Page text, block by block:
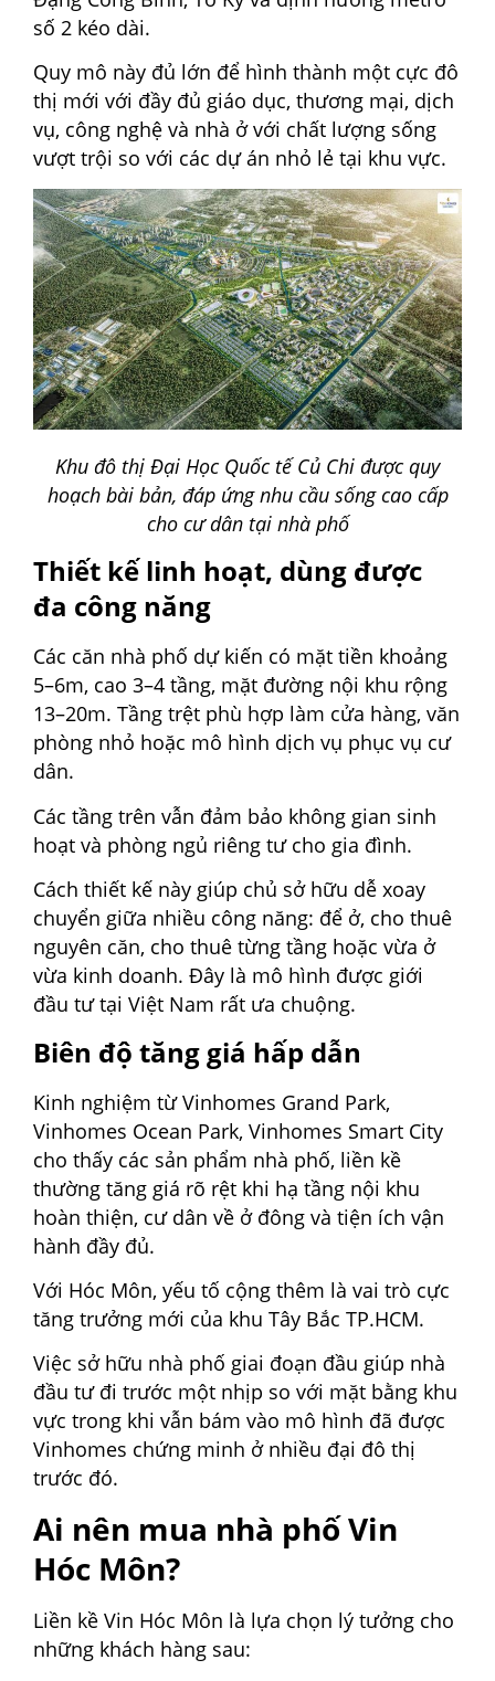
số 2 kéo dài.
Quy mô này đủ lớn để hình thành một cực đô
thị mới với đầy đủ giáo dục, thương mại, dịch
vụ, công nghệ và nhà ở với chất lượng sống
vượt trội so với các dự án nhỏ lẻ tại khu vực.
Khu đô thị Đại Học Quốc tế Củ Chi được quy
hoạch bài bản, đáp ứng nhu cầu sống cao cấp
cho cư dân tại nhà phố
Thiết kế linh hoạt, dùng được
đa công năng
Các căn nhà phố dự kiến có mặt tiền khoảng
5–6m, cao 3–4 tầng, mặt đường nội khu rộng
13–20m. Tầng trệt phù hợp làm cửa hàng, văn
phòng nhỏ hoặc mô hình dịch vụ phục vụ cư
dân.
Các tầng trên vẫn đảm bảo không gian sinh
hoạt và phòng ngủ riêng tư cho gia đình.
Cách thiết kế này giúp chủ sở hữu dễ xoay
chuyển giữa nhiều công năng: để ở, cho thuê
nguyên căn, cho thuê từng tầng hoặc vừa ở
vừa kinh doanh. Đây là mô hình được giới
đầu tư tại Việt Nam rất ưa chuộng.
Biên độ tăng giá hấp dẫn
Kinh nghiệm từ Vinhomes Grand Park,
Vinhomes Ocean Park, Vinhomes Smart City
cho thấy các sản phẩm nhà phố, liền kề
thường tăng giá rõ rệt khi hạ tầng nội khu
hoàn thiện, cư dân về ở đông và tiện ích vận
hành đầy đủ.
Với Hóc Môn, yếu tố cộng thêm là vai trò cực
tăng trưởng mới của khu Tây Bắc TP.HCM.
Việc sở hữu nhà phố giai đoạn đầu giúp nhà
đầu tư đi trước một nhịp so với mặt bằng khu
vực trong khi vẫn bám vào mô hình đã được
Vinhomes chứng minh ở nhiều đại đô thị
trước đó.
Ai nên mua nhà phố Vin
Hóc Môn?
Liền kề Vin Hóc Môn là lựa chọn lý tưởng cho
những khách hàng sau: